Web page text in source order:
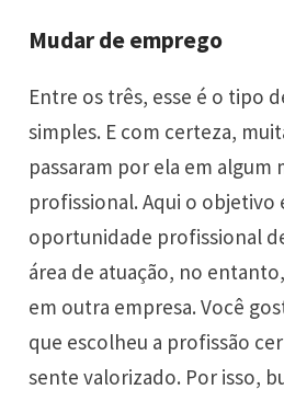
Mudar de emprego
Entre os três, esse é o tipo
simples. E com certeza,
passaram por ela em algum
profissional. Aqui o objetivo
oportunidade profissional
área de atuação, no
em outra empresa. Você
que escolheu a profissão
sente valorizado. Por isso,